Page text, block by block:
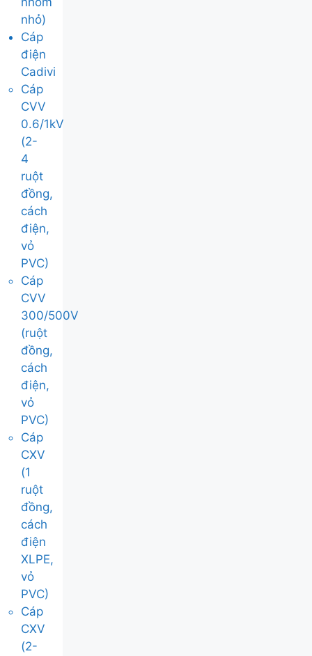
nhỏ)
Cáp
điện
Cadivi
Cáp
CVV
0.6/1kV
(2-
4
ruột
đồng,
cách
điện,
vỏ
PVC)
Cáp
CVV
300/500V
(ruột
đồng,
cách
điện,
vỏ
PVC)
Cáp
CXV
(1
ruột
đồng,
cách
điện
XLPE,
vỏ
PVC)
Cáp
CXV
(2-